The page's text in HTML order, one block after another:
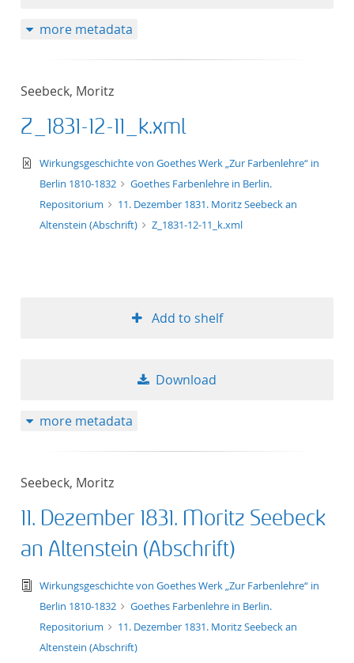
more metadata
Seebeck, Moritz
Z_1831-12-11_k.xml
text/xml
Wirkungsgeschichte von Goethes Werk „Zur Farbenlehre“ in
Berlin 1810-1832
Goethes Farbenlehre in Berlin.
Repositorium
11. Dezember 1831. Moritz Seebeck an
Altenstein (Abschrift)
Z_1831-12-11_k.xml
Add to shelf
Download
more metadata
Seebeck, Moritz
11. Dezember 1831. Moritz Seebeck
an Altenstein (Abschrift)
text/tg.edition+tg.aggregation+xml
Wirkungsgeschichte von Goethes Werk „Zur Farbenlehre“ in
Berlin 1810-1832
Goethes Farbenlehre in Berlin.
Repositorium
11. Dezember 1831. Moritz Seebeck an
Altenstein (Abschrift)